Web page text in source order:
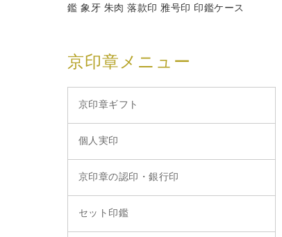
鑑 象牙 朱肉 落款印 雅号印 印鑑ケース
京印章メニュー
京印章ギフト
個人実印
京印章の認印・銀行印
セット印鑑